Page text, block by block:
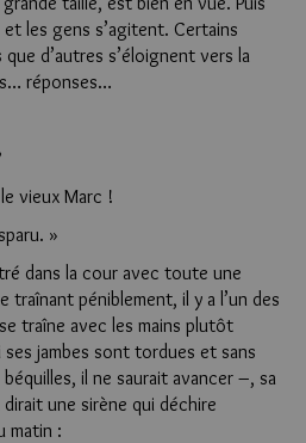
les gens s’agitent. Certains
d’autres s’éloignent vers la
réponses…
vieux Marc !
»
dans la cour avec toute une
traînant péniblement, il y a l’un des
traîne avec les mains plutôt
ses jambes sont tordues et sans
il ne saurait avancer –, sa
une sirène qui déchire
matin :